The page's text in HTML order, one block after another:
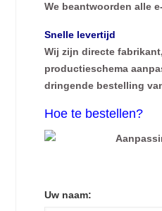
We beantwoorden alle
Snelle levertijd
Wij zijn directe
productieschema
dringende bestelling
Hoe te bestellen?
Uw naam: